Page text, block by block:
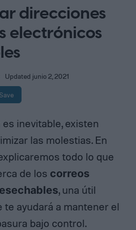
direcciones
electrónicos
Updated junio 2, 2021
Save
inevitable, existen
las molestias. En
todo lo que
de los correos
, una útil
te ayudará a mantener el
bajo control.